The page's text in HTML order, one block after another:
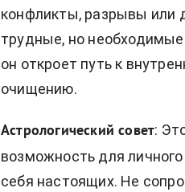
конфликты, разрывы или
трудные, но
он откроет путь к
очищению.
Астрологический совет:
возможность для
себя настоящих. Не